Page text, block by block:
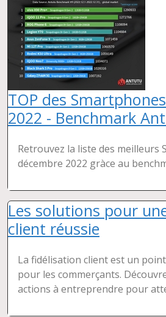
TOP des
2022 - Benchmark
Retrouvez la liste des meilleurs
décembre 2022 gràce au
Les solutions pour
client réussie
La fidélisation client est un
pour les commerçants.
actions à entreprendre pour